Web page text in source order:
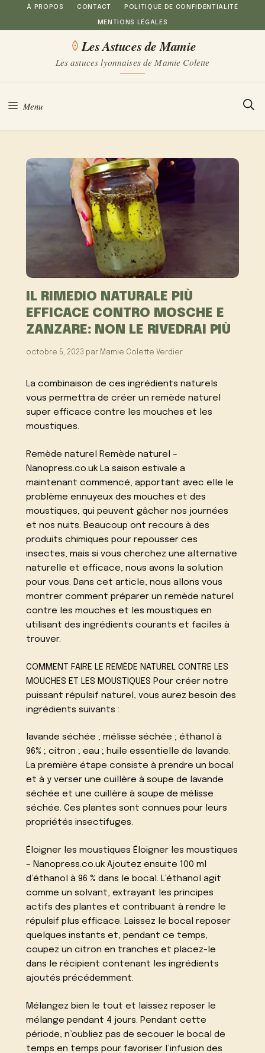
Aller
au
À PROPOS CONTACT POLITIQUE DE CONFIDENTIALITÉ
MENTIONS LÉGALES
Les Astuces de Mamie
Les astuces lyonnaises de Mamie Colette
Menu
IL RIMEDIO NATURALE PIÙ
EFFICACE CONTRO MOSCHE E
ZANZARE: NON LE RIVEDRAI PIÙ
octobre 5, 2023 par Mamie Colette Verdier
La combinaison de ces ingrédients naturels
vous permettra de créer un remède naturel
super efficace contre les mouches et les
moustiques.
Remède naturel Remède naturel –
Nanopress.co.uk La saison estivale a
maintenant commencé, apportant avec elle le
problème ennuyeux des mouches et des
moustiques, qui peuvent gâcher nos journées
et nos nuits. Beaucoup ont recours à des
produits chimiques pour repousser ces
insectes, mais si vous cherchez une alternative
naturelle et efficace, nous avons la solution
pour vous. Dans cet article, nous allons vous
montrer comment préparer un remède naturel
contre les mouches et les moustiques en
utilisant des ingrédients courants et faciles à
trouver.
COMMENT FAIRE LE REMÈDE NATUREL CONTRE LES
MOUCHES ET LES MOUSTIQUES Pour créer notre
puissant répulsif naturel, vous aurez besoin des
ingrédients suivants :
lavande séchée ; mélisse séchée ; éthanol à
96% ; citron ; eau ; huile essentielle de lavande.
La première étape consiste à prendre un bocal
et à y verser une cuillère à soupe de lavande
séchée et une cuillère à soupe de mélisse
séchée. Ces plantes sont connues pour leurs
propriétés insectifuges.
Éloigner les moustiques Éloigner les moustiques
– Nanopress.co.uk Ajoutez ensuite 100 ml
d’éthanol à 96 % dans le bocal. L’éthanol agit
comme un solvant, extrayant les principes
actifs des plantes et contribuant à rendre le
répulsif plus efficace. Laissez le bocal reposer
quelques instants et, pendant ce temps,
coupez un citron en tranches et placez-le
dans le récipient contenant les ingrédients
ajoutés précédemment.
Mélangez bien le tout et laissez reposer le
mélange pendant 4 jours. Pendant cette
période, n’oubliez pas de secouer le bocal de
temps en temps pour favoriser l’infusion des